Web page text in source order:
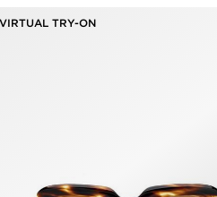
VIRTUAL TRY-ON